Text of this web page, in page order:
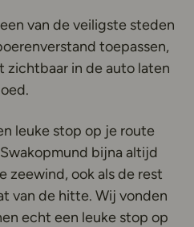
van de veiligste steden
toepassen,
zichtbaar in de auto laten
leuke stop op je route
bijna altijd
zeewind, ook als de rest
van de hitte. Wij vonden
echt een leuke stop op